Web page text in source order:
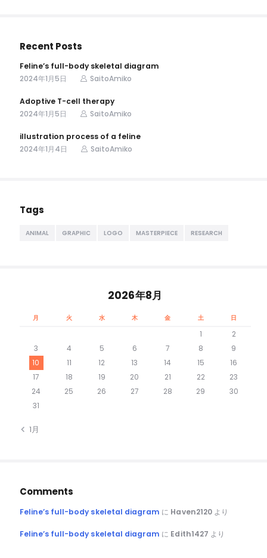
Recent Posts
Feline’s full-body skeletal diagram
2024年1月5日
SaitoAmiko
Adoptive T-cell therapy
2024年1月5日
SaitoAmiko
illustration process of a feline
2024年1月4日
SaitoAmiko
Tags
ANIMAL GRAPHIC LOGO MASTERPIECE RESEARCH
2026年8月
月 火 水 木 金 土 日
1
2
3
4 5 6 7 8
9
10
11 12 13 14 15
16
17
18 19 20 21 22
23
24
25 26 27 28 29
30
31
« 1月
Comments
Feline’s full-body skeletal diagram に Haven2120より
Feline’s full-body skeletal diagram に Edith1427 より